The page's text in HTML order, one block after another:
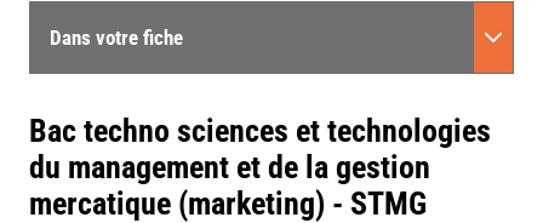
Dans votre fiche
Bac techno sciences et technologies
du management et de la gestion
mercatique (marketing) - STMG